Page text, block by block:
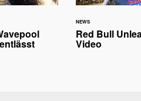
NEWS
Red Bull
Video